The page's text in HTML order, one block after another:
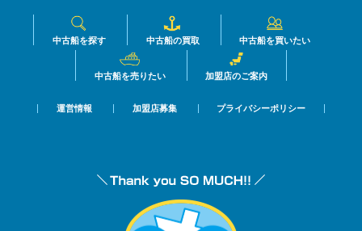
中古船を探す 中古船の買取 中古船を買いたい
中古船を売りたい 加盟店のご案内
運営情報 加盟店募集 プライバシーポリシー